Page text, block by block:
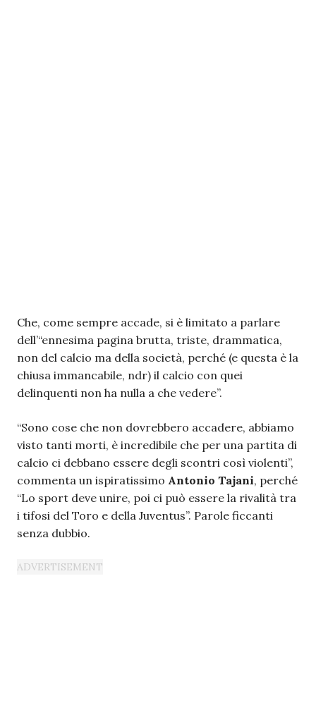
Che, come sempre accade, si è limitato a parlare
dell’“ennesima pagina brutta, triste, drammatica,
non del calcio ma della società, perché (e questa è la
chiusa immancabile, ndr) il calcio con quei
delinquenti non ha nulla a che vedere”.
“Sono cose che non dovrebbero accadere, abbiamo
visto tanti morti, è incredibile che per una partita di
calcio ci debbano essere degli scontri così violenti”,
commenta un ispiratissimo Antonio Tajani, perché
“Lo sport deve unire, poi ci può essere la rivalità tra
i tifosi del Toro e della Juventus”. Parole ficcanti
senza dubbio.